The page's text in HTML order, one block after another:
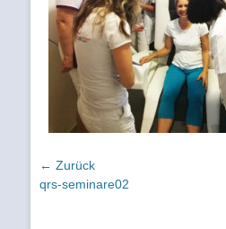
Beitragsnavigation
← Zurück
Vorhergehender
qrs-seminare02